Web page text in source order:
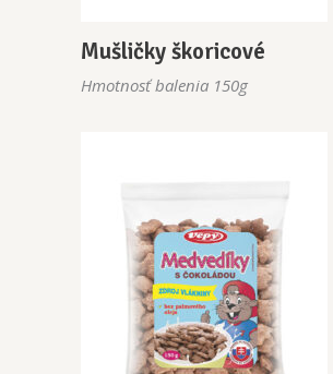
Mušličky škoricové
Hmotnosť balenia 150g